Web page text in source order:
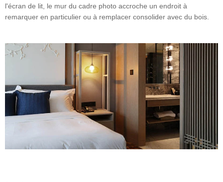
l'écran de lit, le mur du cadre photo accroche un endroit à
remarquer en particulier ou à remplacer consolider avec du bois.